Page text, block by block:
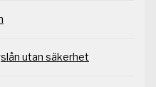
utan säkerhet